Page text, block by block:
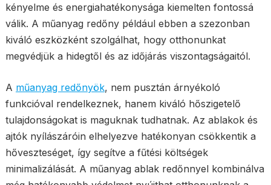
kényelme és energiahatékonysága kiemelten fontossá
válik. A műanyag redőny például ebben a szezonban
kiváló eszközként szolgálhat, hogy otthonunkat
megvédjük a hidegtől és az időjárás viszontagságaitól.
A műanyag redőnyök, nem pusztán árnyékoló
funkcióval rendelkeznek, hanem kiváló hőszigetelő
tulajdonságokat is maguknak tudhatnak. Az ablakok és
ajtók nyílászáróin elhelyezve hatékonyan csökkentik a
hőveszteséget, így segítve a fűtési költségek
minimalizálását. A műanyag ablak redőnnyel kombinálva